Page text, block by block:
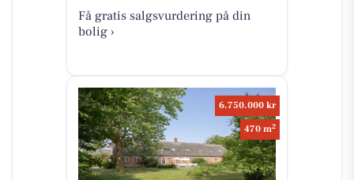
Få gratis salgsvurdering på din
bolig ›
6.750.000 kr
470 m2